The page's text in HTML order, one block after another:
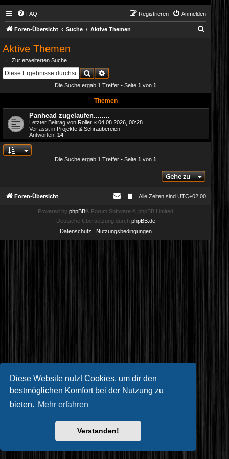
Diese Website nutzt Cookies, um dir den
bestmöglichen Komfort bei der Nutzung zu
bieten. Mehr erfahren
Verstanden!
FAQ Anmelden
Registrieren
Foren-Übersicht Suche Aktive Themen
Aktive Themen
Zur erweiterten Suche
SucheErweiterte Suche
Die Suche ergab 1 Treffer • Seite1 von1
Themen
Panhead zugelaufen........
Letzter Beitrag von Roller « 04.08.2026, 00:28
Verfasst in Projekte & Schraubereien
Antworten: 14
Die Suche ergab 1 Treffer • Seite1 von1
Gehe zu
Foren-Übersicht Alle Zeiten sindUTC+02:00
Powered byphpBB® Forum Software © phpBB Limited
Deutsche Übersetzung durch phpBB.de
Datenschutz | Nutzungsbedingungen